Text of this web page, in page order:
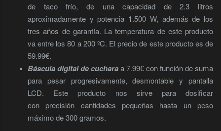
de taco frío, de una capacidad de 2.3 litros
aproximadamente y potencia 1.500 W, además de los
tres años de garantía. La temperatura de este producto
va entre los 80 a 200 ºC. El precio de este producto es de
59.99€.
Báscula digital de cucharaa 7.99€ con función de suma
para pesar progresivamente, desmontable y pantalla
LCD. Este producto nos sirve para dosificar
con precisión cantidades pequeñas hasta un peso
máximo de 300 gramos.